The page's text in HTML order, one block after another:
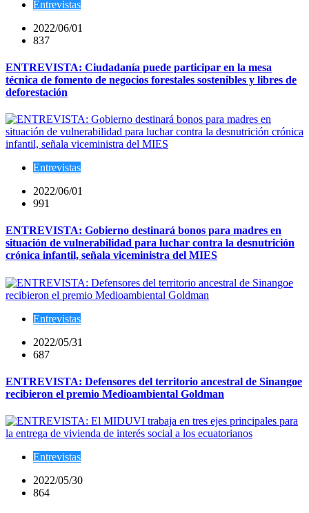
Entrevistas
2022/06/01
837
ENTREVISTA: Ciudadanía puede participar en la mesa
técnica de fomento de negocios forestales sostenibles y libres de
deforestación
Entrevistas
2022/06/01
991
ENTREVISTA: Gobierno destinará bonos para madres en
situación de vulnerabilidad para luchar contra la desnutrición
crónica infantil, señala viceministra del MIES
Entrevistas
2022/05/31
687
ENTREVISTA: Defensores del territorio ancestral de Sinangoe
recibieron el premio Medioambiental Goldman
Entrevistas
2022/05/30
864